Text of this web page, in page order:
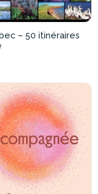
– 50 itinéraires